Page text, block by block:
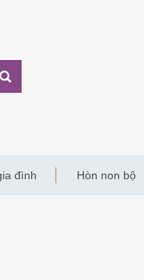
đình Hòn non bộ